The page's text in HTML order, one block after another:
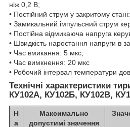
ніж 0,2 В;
• Постійний струм у закритому
• Замикальний імпульсний струм
• Постійна відмикаюча напруга
• Швидкість наростання напруги в
• Час вмикання: 5 мкс;
• Час вимкнення: 20 мкс
• Робочий інтервал температури
Технічні характеристики
КУ102А, КУ102Б, КУ102В,
Н
а
Максимально
допустимі значення